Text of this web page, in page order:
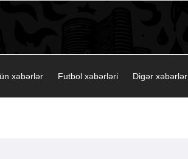
xəbərlər Futbol xəbərləri Digər xəbərlər